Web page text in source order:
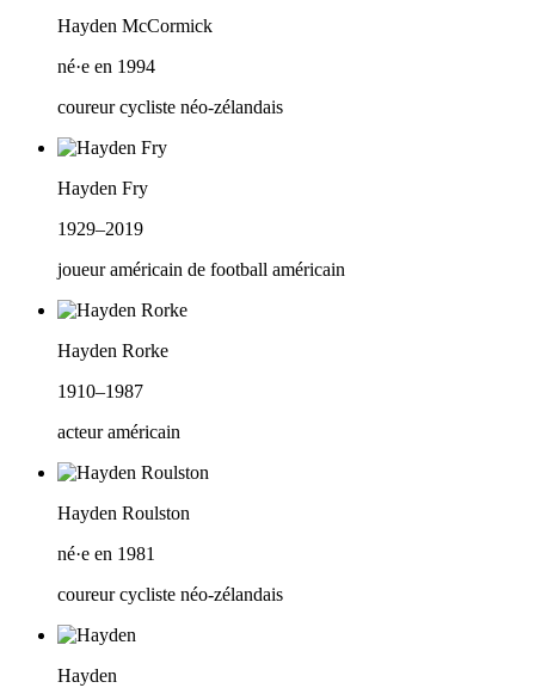
Hayden McCormick
né·e en 1994
coureur cycliste néo-zélandais
Hayden Fry
1929–2019
joueur américain de football américain
Hayden Rorke
1910–1987
acteur américain
Hayden Roulston
né·e en 1981
coureur cycliste néo-zélandais
Hayden